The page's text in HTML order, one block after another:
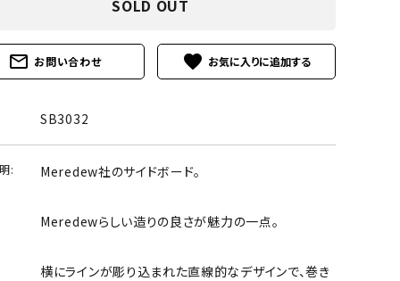
SOLD OUT
mail_outline お問い合わせ favorite
SB3032
: Meredew社のサイドボード。
Meredewらしい造りの良さが魅力の一点。
横にラインが彫り込まれた直線的なデザインで、巻き